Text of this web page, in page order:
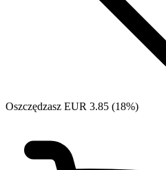
Oszczędzasz EUR 3.85 (18%)